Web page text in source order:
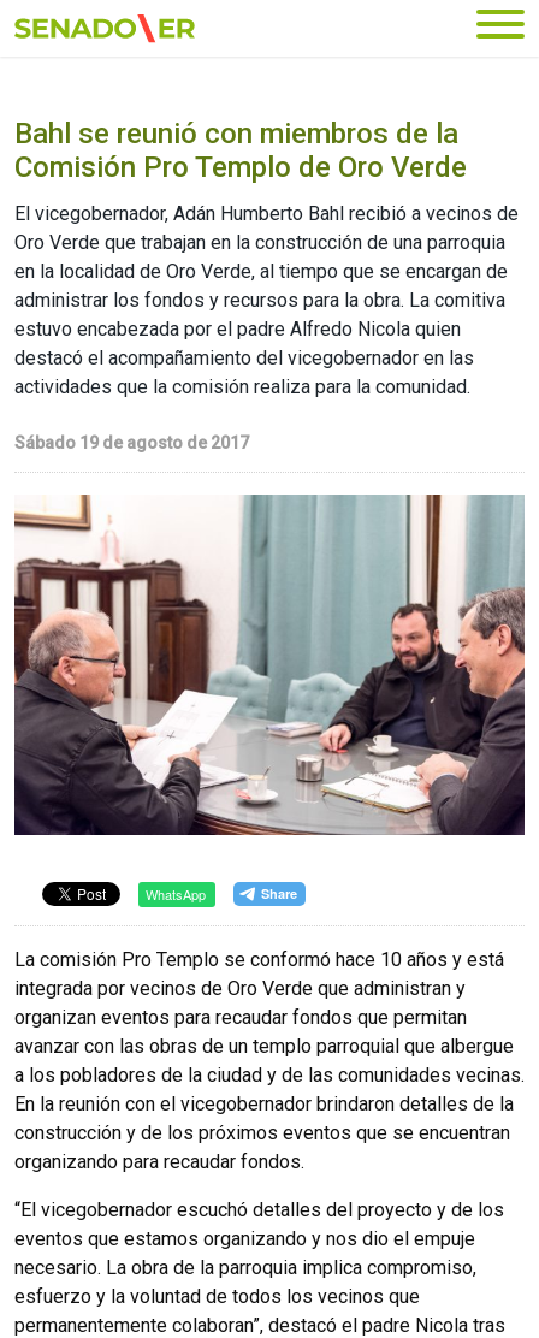
Ir al menú principal
Bahl se reunió con miembros de la
Comisión Pro Templo de Oro Verde
El vicegobernador, Adán Humberto Bahl recibió a vecinos de
Oro Verde que trabajan en la construcción de una parroquia
en la localidad de Oro Verde, al tiempo que se encargan de
administrar los fondos y recursos para la obra. La comitiva
estuvo encabezada por el padre Alfredo Nicola quien
destacó el acompañamiento del vicegobernador en las
actividades que la comisión realiza para la comunidad.
Sábado 19 de agosto de 2017
WhatsApp
La comisión Pro Templo se conformó hace 10 años y está
integrada por vecinos de Oro Verde que administran y
organizan eventos para recaudar fondos que permitan
avanzar con las obras de un templo parroquial que albergue
a los pobladores de la ciudad y de las comunidades vecinas.
En la reunión con el vicegobernador brindaron detalles de la
construcción y de los próximos eventos que se encuentran
organizando para recaudar fondos.
“El vicegobernador escuchó detalles del proyecto y de los
eventos que estamos organizando y nos dio el empuje
necesario. La obra de la parroquia implica compromiso,
esfuerzo y la voluntad de todos los vecinos que
permanentemente colaboran”, destacó el padre Nicola tras